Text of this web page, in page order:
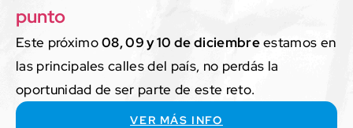
punto
Este próximo08, 09 y 10 de diciembreestamos en
las principales calles del país, no perdás la
oportunidad de ser parte de este reto.
VER MÁS INFO